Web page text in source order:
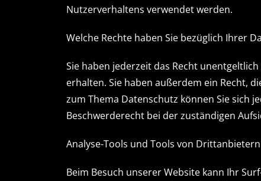
Nutzerverhaltens verwendet werden.
Welche Rechte haben Sie bezüglich Ihrer
Sie haben jederzeit das Recht
erhalten. Sie haben außerdem ein Recht,
zum Thema Datenschutz können Sie sich
Beschwerderecht bei der zuständigen
Analyse-Tools und Tools von Drittanbietern
Beim Besuch unserer Website kann Ihr